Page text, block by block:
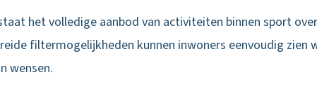
het volledige aanbod van activiteiten binnen sport
filtermogelijkheden kunnen inwoners eenvoudig zien
wensen.